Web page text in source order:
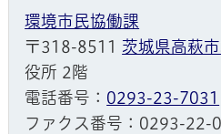
環境市民協働課
〒318-8511 茨城県高萩
役所 2階
電話番号： 0293-23-7031
ファクス番号：0293-22-